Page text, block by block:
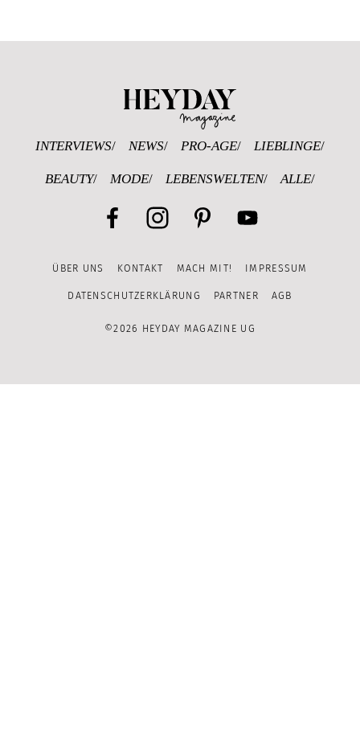
INTERVIEWS NEWS PRO-AGE LIEBLINGE
BEAUTY MODE LEBENSWELTEN ALLE
Channel
ÜBER UNS KONTAKT MACH MIT! IMPRESSUM
DATENSCHUTZERKLÄRUNG PARTNER AGB
©2026 HEYDAY MAGAZINE UG